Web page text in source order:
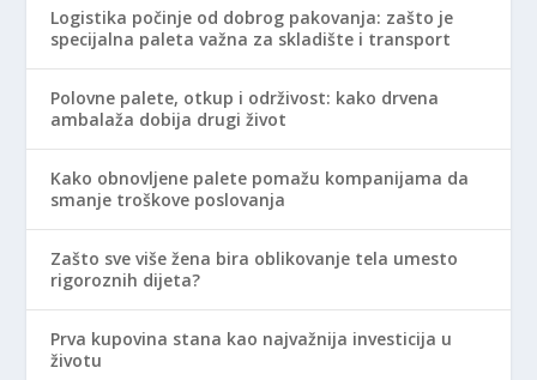
Logistika počinje od dobrog pakovanja: zašto je
specijalna paleta važna za skladište i transport
Polovne palete, otkup i održivost: kako drvena
ambalaža dobija drugi život
Kako obnovljene palete pomažu kompanijama da
smanje troškove poslovanja
Zašto sve više žena bira oblikovanje tela umesto
rigoroznih dijeta?
Prva kupovina stana kao najvažnija investicija u
životu